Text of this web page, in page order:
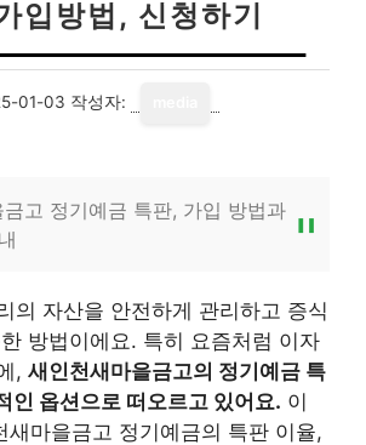
입방법, 신청하기
01-03 작성자:
고 정기예금 특판, 가입 방법과
의 자산을 안전하게 관리하고 증식
방법이에요. 특히 요즘처럼 이자
, 새인천새마을금고의 정기예금 특
인 옵션으로 떠오르고 있어요. 이
새마을금고 정기예금의 특판 이율,